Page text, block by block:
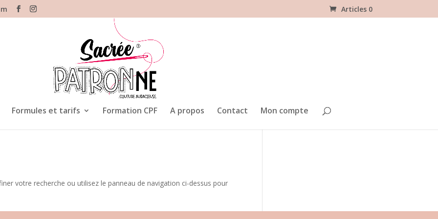
Articles 0
Formules et tarifs Formation CPF A propos Contact Mon compte
votre recherche ou utilisez le panneau de navigation ci-dessus pour